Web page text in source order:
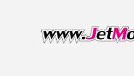
Vai
alla
Vai
al